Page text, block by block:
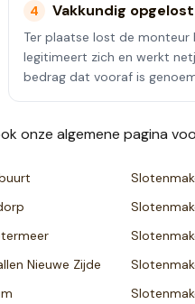
4 Vakkundig opgelost
Ter plaatse lost de monteur
legitimeert zich en werkt
bedrag dat vooraf is
onze algemene pagina
Nieuwe Zijde